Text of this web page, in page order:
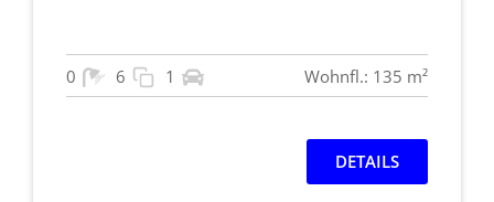
0 6 1 Wohnfl.: 135 m²
DETAILS